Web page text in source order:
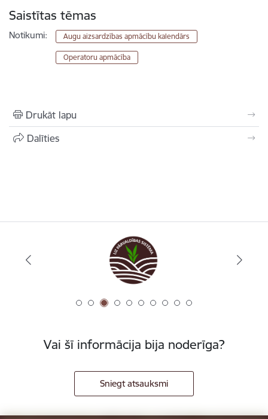
Saistītas tēmas
Notikumi: Augu aizsardzības apmācību kalendārs
Operatoru apmācība
Drukāt lapu
Dalīties
Vai šī informācija bija noderīga?
Sniegt atsauksmi